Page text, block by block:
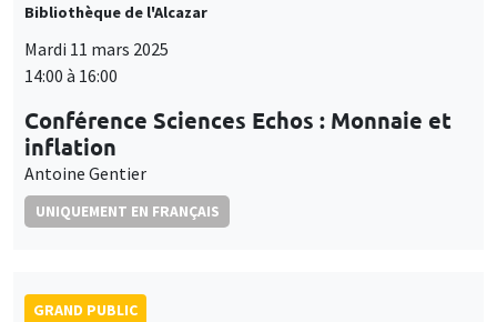
Bibliothèque de l'Alcazar
Mardi 11 mars 2025
14:00 à 16:00
Conférence Sciences Echos : Monnaie et
inflation
Antoine Gentier
UNIQUEMENT EN FRANÇAIS
GRAND PUBLIC